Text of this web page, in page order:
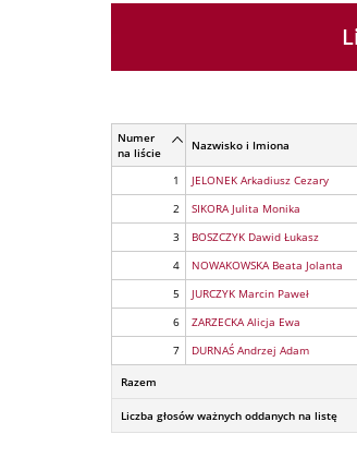
Numer
na liście
Nazwisko i Imiona
1 JELONEK Arkadiusz Cezary
2
SIKORA Julita Monika
3
BOSZCZYK Dawid Łukasz
4
NOWAKOWSKA Beata Jolanta
5
JURCZYK Marcin Paweł
6
ZARZECKA Alicja Ewa
7
DURNAŚ Andrzej Adam
Razem
Liczba głosów ważnych oddanych na listę